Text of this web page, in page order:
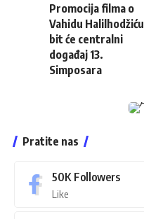
Promocija filma o
Vahidu Halilhodžiću
bit će centralni
događaj 13.
Simposara
Pratite nas
50K Followers
Like